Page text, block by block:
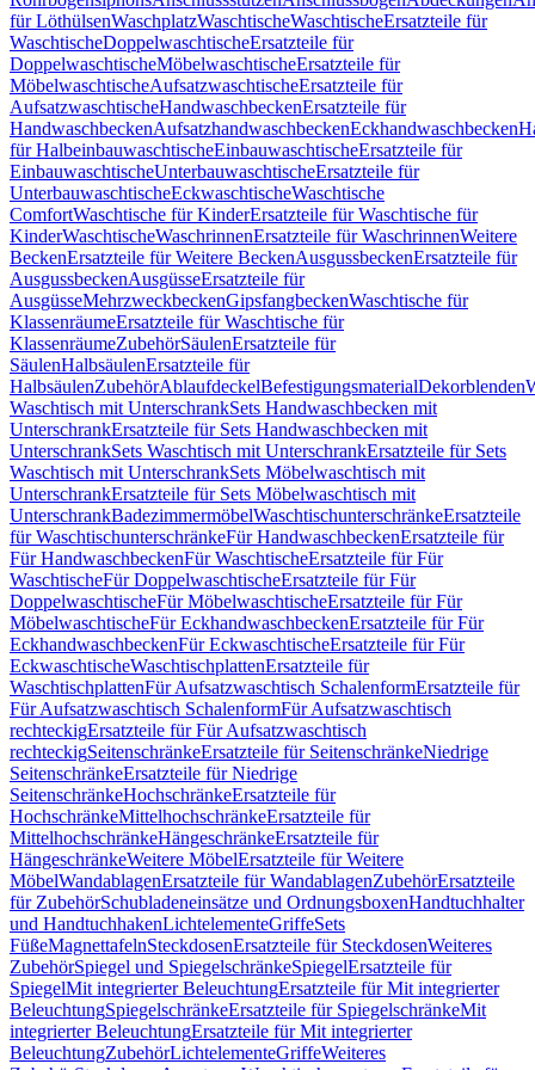
für LöthülsenWaschplatzWaschtischeWaschtischeErsatzteile für
WaschtischeDoppelwaschtischeErsatzteile für
DoppelwaschtischeMöbelwaschtischeErsatzteile für
MöbelwaschtischeAufsatzwaschtischeErsatzteile für
AufsatzwaschtischeHandwaschbeckenErsatzteile für
HandwaschbeckenAufsatzhandwaschbeckenEckhandwaschbecken
für HalbeinbauwaschtischeEinbauwaschtischeErsatzteile für
EinbauwaschtischeUnterbauwaschtischeErsatzteile für
UnterbauwaschtischeEckwaschtischeWaschtische
ComfortWaschtische für KinderErsatzteile für Waschtische für
KinderWaschtischeWaschrinnenErsatzteile für WaschrinnenWeitere
BeckenErsatzteile für Weitere BeckenAusgussbeckenErsatzteile für
AusgussbeckenAusgüsseErsatzteile für
AusgüsseMehrzweckbeckenGipsfangbeckenWaschtische für
KlassenräumeErsatzteile für Waschtische für
KlassenräumeZubehörSäulenErsatzteile für
SäulenHalbsäulenErsatzteile für
HalbsäulenZubehörAblaufdeckelBefestigungsmaterialDekorblenden
Waschtisch mit UnterschrankSets Handwaschbecken mit
UnterschrankErsatzteile für Sets Handwaschbecken mit
UnterschrankSets Waschtisch mit UnterschrankErsatzteile für Sets
Waschtisch mit UnterschrankSets Möbelwaschtisch mit
UnterschrankErsatzteile für Sets Möbelwaschtisch mit
UnterschrankBadezimmermöbelWaschtischunterschränkeErsatzteile
für WaschtischunterschränkeFür HandwaschbeckenErsatzteile für
Für HandwaschbeckenFür WaschtischeErsatzteile für Für
WaschtischeFür DoppelwaschtischeErsatzteile für Für
DoppelwaschtischeFür MöbelwaschtischeErsatzteile für Für
MöbelwaschtischeFür EckhandwaschbeckenErsatzteile für Für
EckhandwaschbeckenFür EckwaschtischeErsatzteile für Für
EckwaschtischeWaschtischplattenErsatzteile für
WaschtischplattenFür Aufsatzwaschtisch SchalenformErsatzteile für
Für Aufsatzwaschtisch SchalenformFür Aufsatzwaschtisch
rechteckigErsatzteile für Für Aufsatzwaschtisch
rechteckigSeitenschränkeErsatzteile für SeitenschränkeNiedrige
SeitenschränkeErsatzteile für Niedrige
SeitenschränkeHochschränkeErsatzteile für
HochschränkeMittelhochschränkeErsatzteile für
MittelhochschränkeHängeschränkeErsatzteile für
HängeschränkeWeitere MöbelErsatzteile für Weitere
MöbelWandablagenErsatzteile für WandablagenZubehörErsatzteile
für ZubehörSchubladeneinsätze und OrdnungsboxenHandtuchhalter
und HandtuchhakenLichtelementeGriffeSets
FüßeMagnettafelnSteckdosenErsatzteile für SteckdosenWeiteres
ZubehörSpiegel und SpiegelschränkeSpiegelErsatzteile für
SpiegelMit integrierter BeleuchtungErsatzteile für Mit integrierter
BeleuchtungSpiegelschränkeErsatzteile für SpiegelschränkeMit
integrierter BeleuchtungErsatzteile für Mit integrierter
BeleuchtungZubehörLichtelementeGriffeWeiteres